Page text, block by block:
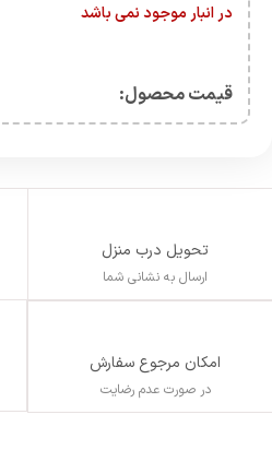
در انبار موجود نمی باشد
قیمت محصول:​
تحویل درب منزل
ارسال به نشانی شما
امکان مرجوع سفارش
در صورت عدم رضایت